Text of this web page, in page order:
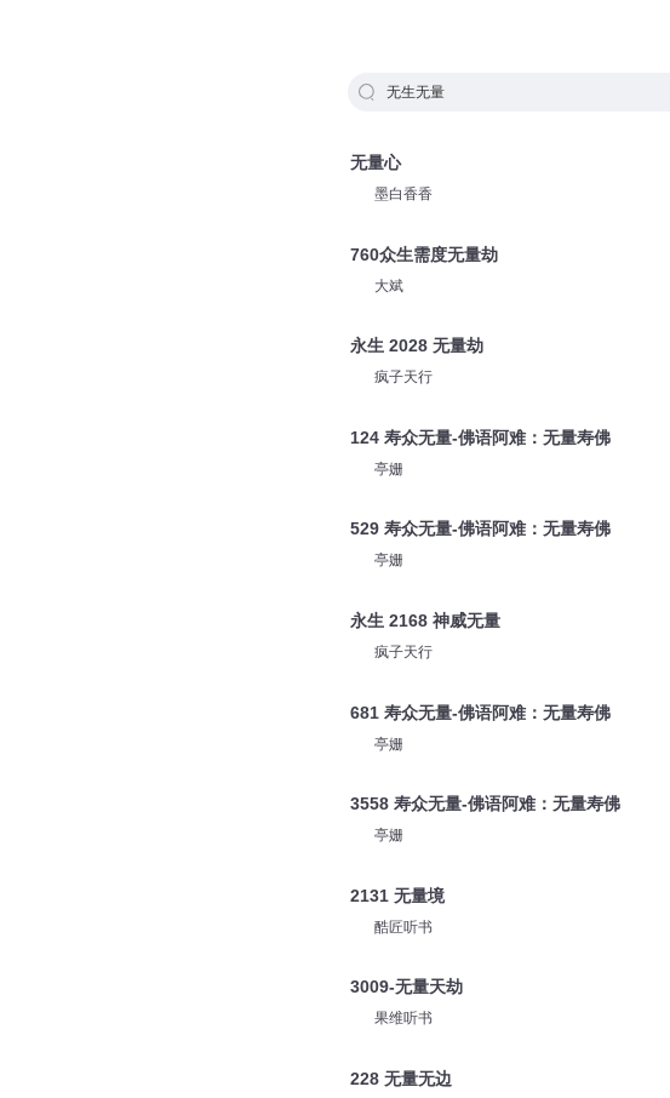
无生无量
无量心
墨白香香
760众生需度无量劫
大斌
永生 2028 无量劫
疯子天行
124 寿众无量-佛语阿难：无量寿佛
亭姗
529 寿众无量-佛语阿难：无量寿佛
亭姗
永生 2168 神威无量
疯子天行
681 寿众无量-佛语阿难：无量寿佛
亭姗
3558 寿众无量-佛语阿难：无量寿佛
亭姗
2131 无量境
酷匠听书
3009-无量天劫
果维听书
228 无量无边